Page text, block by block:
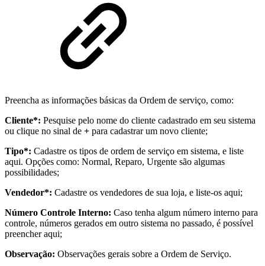
Preencha as informações básicas da Ordem de serviço, como:
Cliente*: Pesquise pelo nome do cliente cadastrado em seu sistema
ou clique no sinal de + para cadastrar um novo cliente;
Tipo*: Cadastre os tipos de ordem de serviço em sistema, e liste
aqui. Opções como: Normal, Reparo, Urgente são algumas
possibilidades;
Vendedor*: Cadastre os vendedores de sua loja, e liste-os aqui;
Número Controle Interno: Caso tenha algum número interno para
controle, números gerados em outro sistema no passado, é possível
preencher aqui;
Observação: Observações gerais sobre a Ordem de Serviço.